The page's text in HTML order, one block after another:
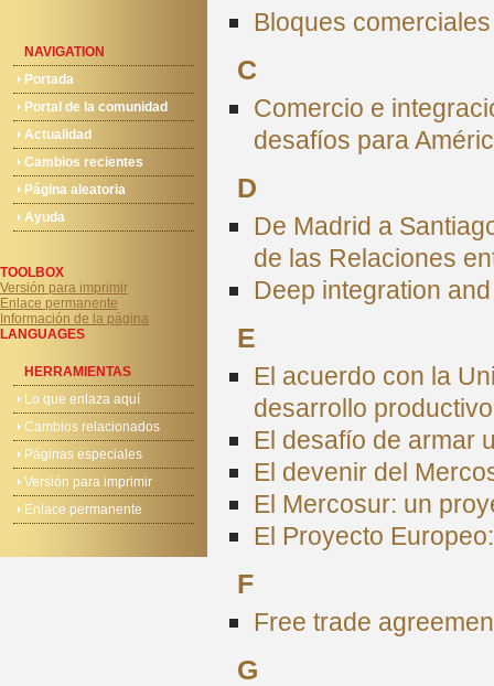
NAVIGATION
Portada
Portal de la comunidad
Actualidad
Cambios recientes
Página aleatoria
Ayuda
TOOLBOX
Versión para imprimir
Enlace permanente
Información de la página
LANGUAGES
HERRAMIENTAS
Lo que enlaza aquí
Cambios relacionados
Páginas especiales
Versión para imprimir
Enlace permanente
Bloques
C
Comercio e
desafíos para
D
De Madrid a
de las Relaciones
Deep integration
E
El acuerdo con la
desarrollo
El desafío de armar
El devenir del
El Mercosur: un
El Proyecto
F
Free trade
G